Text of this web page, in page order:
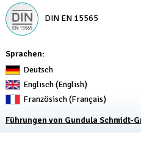
DIN EN 15565
Sprachen:
Deutsch
Englisch (English)
Französisch (Français)
Führungen von Gundula Schmidt-